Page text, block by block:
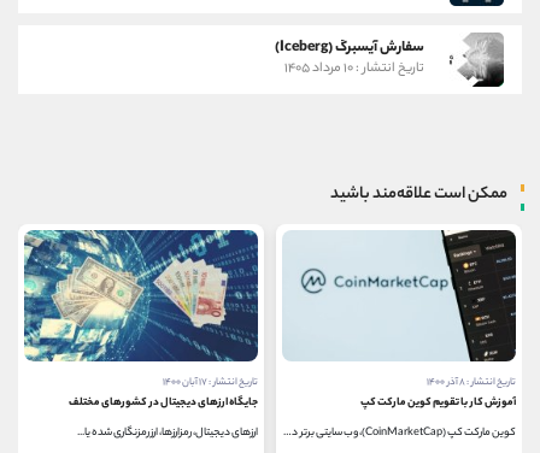
سفارش آیسبرگ (Iceberg)
تاریخ انتشار : ۱۰ مرداد ۱۴۰۵
ممکن است علاقه‌مند باشید
تاریخ انتشار : ۱۷ آبان ۱۴۰۰
جایگاه ارزهای دیجیتال در کشورهای مختلف
ارزهای دیجیتال، رمزارزها، ارز رمزنگاری شده یا...
تاریخ انتشار : ۱ آذر ۱۴۰۰
شبکه OMG چیست؟
شبکه OMG یک راه حل مقیاس پذیر لایه دو غیر محافظ...